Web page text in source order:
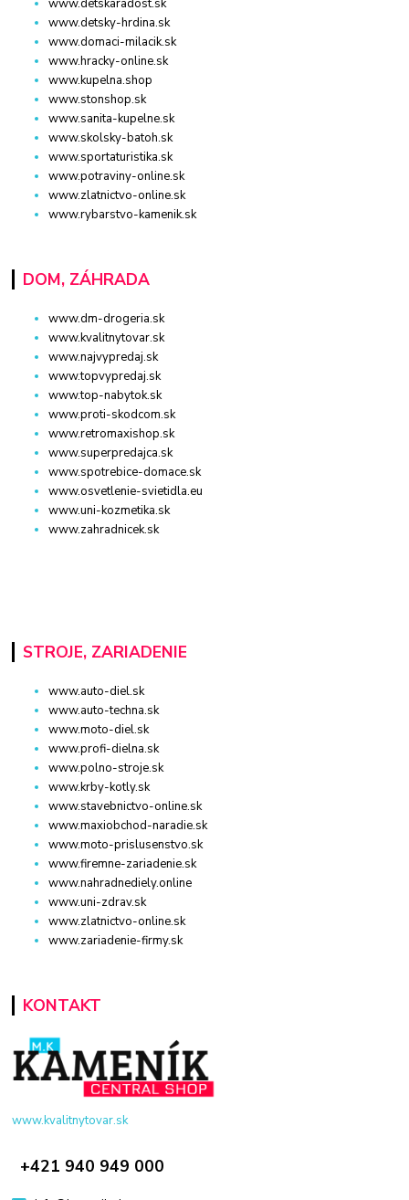
www.detskaradost.sk
www.detsky-hrdina.sk
www.domaci-milacik.sk
www.hracky-online.sk
www.kupelna.shop
www.stonshop.sk
www.sanita-kupelne.sk
www.skolsky-batoh.sk
www.sportaturistika.sk
www.potraviny-online.sk
www.zlatnictvo-online.sk
www.rybarstvo-kamenik.sk
DOM, ZÁHRADA
www.dm-drogeria.sk
www.kvalitnytovar.sk
www.najvypredaj.sk
www.topvypredaj.sk
www.top-nabytok.sk
www.proti-skodcom.sk
www.retromaxishop.sk
www.superpredajca.sk
www.spotrebice-domace.sk
www.osvetlenie-svietidla.eu
www.uni-kozmetika.sk
www.zahradnicek.sk
STROJE, ZARIADENIE
www.auto-diel.sk
www.auto-techna.sk
www.moto-diel.sk
www.profi-dielna.sk
www.polno-stroje.sk
www.krby-kotly.sk
www.stavebnictvo-online.sk
www.maxiobchod-naradie.sk
www.moto-prislusenstvo.sk
www.firemne-zariadenie.sk
www.nahradnediely.online
www.uni-zdrav.sk
www.zlatnictvo-online.sk
www.zariadenie-firmy.sk
KONTAKT
www.kvalitnytovar.sk
+421 940 949 000